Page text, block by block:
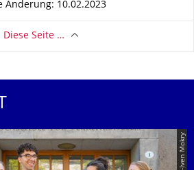
Änderung: 10.02.2023
Diese Seite …